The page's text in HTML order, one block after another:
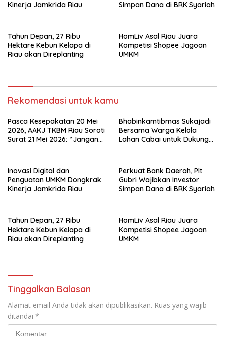
Kinerja Jamkrida Riau Simpan Dana di BRK Syariah
Tahun Depan, 27 Ribu
Hektare Kebun Kelapa di
Riau akan Direplanting
HomLiv Asal Riau Juara
Kompetisi Shopee Jagoan
UMKM
Rekomendasi untuk kamu
Pasca Kesepakatan 20 Mei
2026, AAKJ TKBM Riau Soroti
Surat 21 Mei 2026: “Jangan
Dumai”
Bhabinkamtibmas Sukajadi
Bersama Warga Kelola
Lahan Cabai untuk Dukung
Inovasi Digital dan
Penguatan UMKM Dongkrak
Kinerja Jamkrida Riau
Perkuat Bank Daerah, Plt
Gubri Wajibkan Investor
Simpan Dana di BRK Syariah
Tahun Depan, 27 Ribu
Hektare Kebun Kelapa di
Riau akan Direplanting
HomLiv Asal Riau Juara
Kompetisi Shopee Jagoan
UMKM
Tinggalkan Balasan
Alamat email Anda tidak akan dipublikasikan. Ruas yang wajib
ditandai *